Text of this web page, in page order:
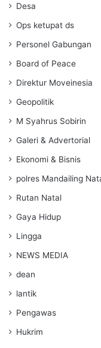
Desa
Ops ketupat ds
Personel Gabungan
Board of Peace
Direktur Moveinesia
Geopolitik
M Syahrus Sobirin
Galeri & Advertorial
Ekonomi & Bisnis
polres Mandailing
Rutan Natal
Gaya Hidup
Lingga
NEWS MEDIA
dean
lantik
Pengawas
Hukrim